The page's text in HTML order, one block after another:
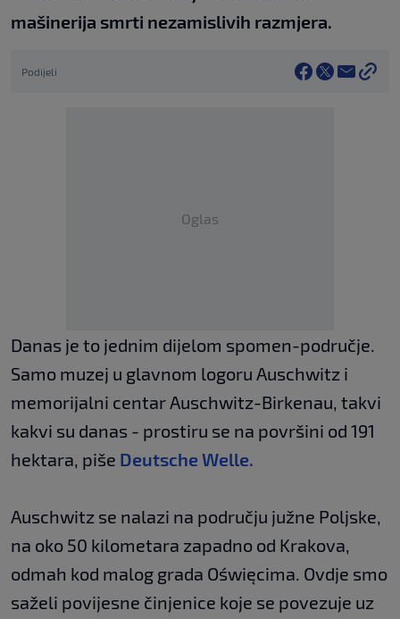
mašinerija smrti nezamislivih razmjera.
Podijeli
Oglas
Danas je to jednim dijelom spomen-područje.
Samo muzej u glavnom logoru Auschwitz i
memorijalni centar Auschwitz-Birkenau, takvi
kakvi su danas - prostiru se na površini od 191
hektara, piše Deutsche Welle.
Auschwitz se nalazi na području južne Poljske,
na oko 50 kilometara zapadno od Krakova,
odmah kod malog grada Oświęcima. Ovdje smo
saželi povijesne činjenice koje se povezuje uz